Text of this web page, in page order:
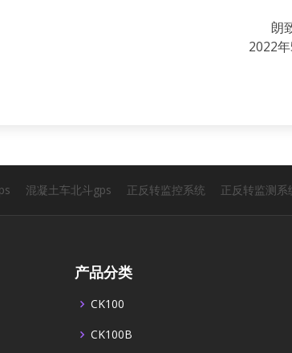
致传
年5月13
混凝土车北斗gps 正反转监控系统 正反转监测系
产品分类
CK100
CK100B